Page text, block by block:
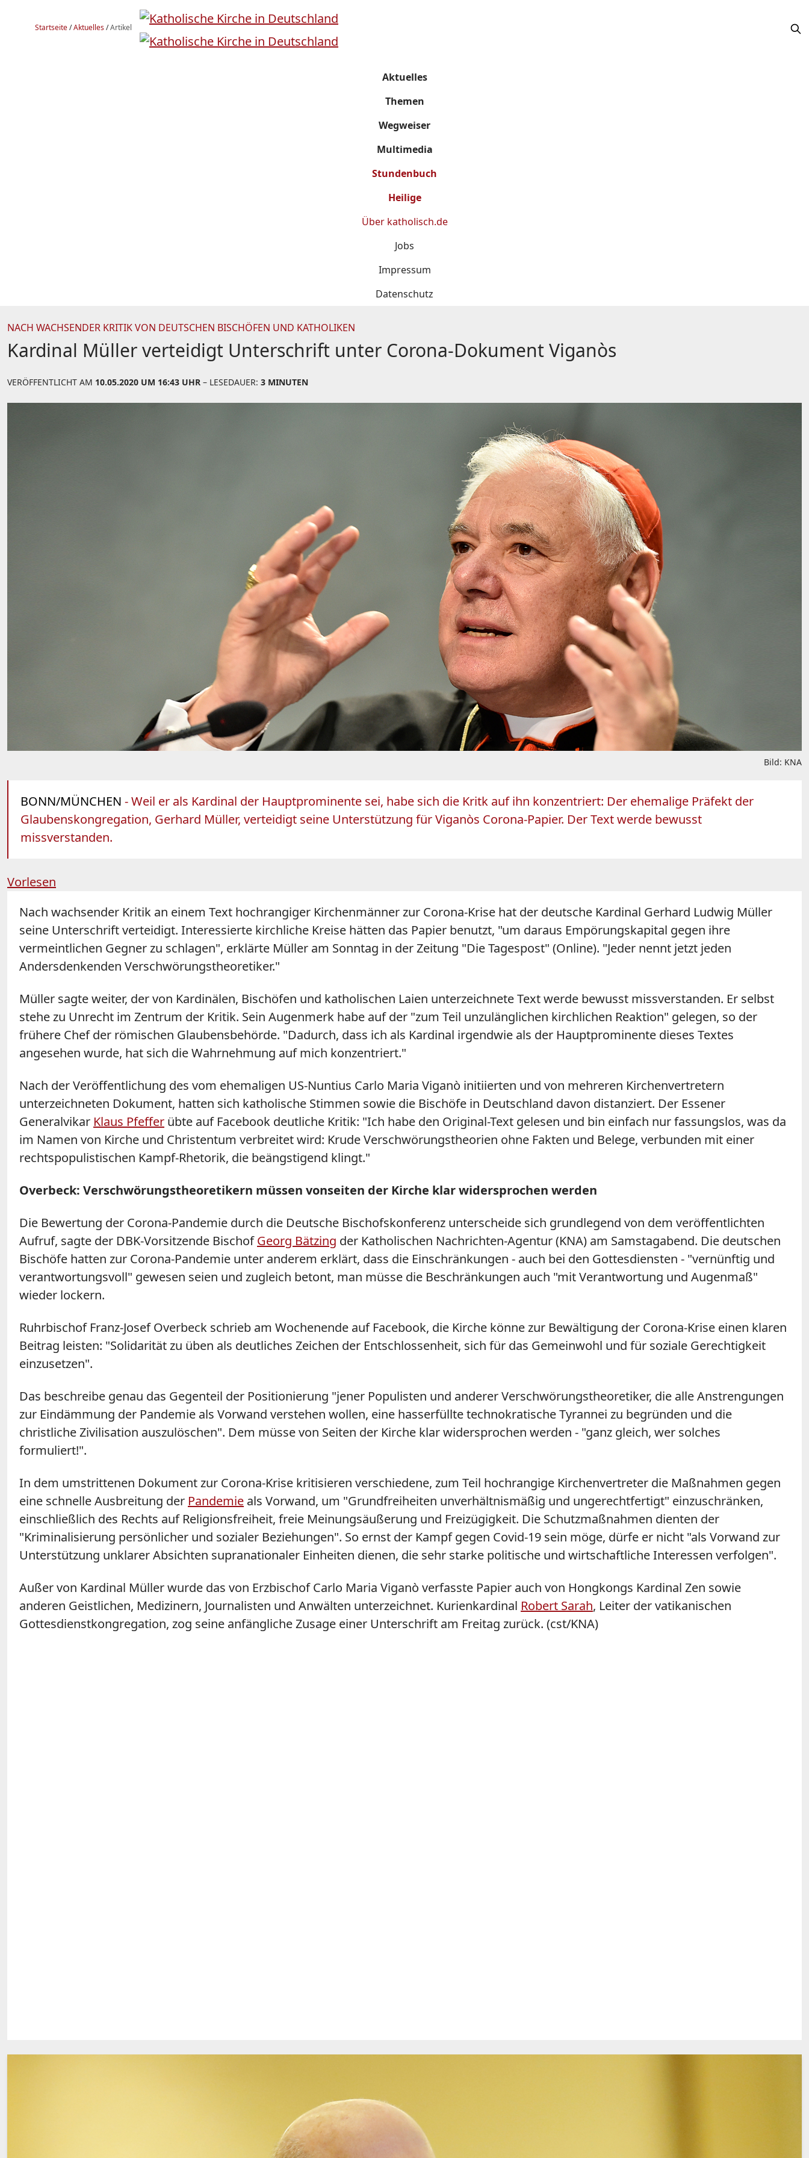
Startseite/Aktuelles/Artikel
Aktuelles
Themen
Wegweiser
Multimedia
Stundenbuch
Heilige
Über katholisch.de
Jobs
Impressum
Datenschutz
NACH WACHSENDER KRITIK VON DEUTSCHEN BISCHÖFEN UND KATHOLIKEN
Kardinal Müller verteidigt Unterschrift unter Corona-Dokument Viganòs
VERÖFFENTLICHT AM 10.05.2020 UM 16:43 UHR – LESEDAUER: 3 MINUTEN
Bild: KNA
BONN/MÜNCHEN - Weil er als Kardinal der Hauptprominente sei, habe sich die Kritk auf ihn konzentriert: Der ehemalige Präfekt der
Glaubenskongregation, Gerhard Müller, verteidigt seine Unterstützung für Viganòs Corona-Papier. Der Text werde bewusst
missverstanden.
Vorlesen
Nach wachsender Kritik an einem Text hochrangiger Kirchenmänner zur Corona-Krise hat der deutsche Kardinal Gerhard Ludwig Müller
seine Unterschrift verteidigt. Interessierte kirchliche Kreise hätten das Papier benutzt, "um daraus Empörungskapital gegen ihre
vermeintlichen Gegner zu schlagen", erklärte Müller am Sonntag in der Zeitung "Die Tagespost" (Online). "Jeder nennt jetzt jeden
Andersdenkenden Verschwörungstheoretiker."
Müller sagte weiter, der von Kardinälen, Bischöfen und katholischen Laien unterzeichnete Text werde bewusst missverstanden. Er selbst
stehe zu Unrecht im Zentrum der Kritik. Sein Augenmerk habe auf der "zum Teil unzulänglichen kirchlichen Reaktion" gelegen, so der
frühere Chef der römischen Glaubensbehörde. "Dadurch, dass ich als Kardinal irgendwie als der Hauptprominente dieses Textes
angesehen wurde, hat sich die Wahrnehmung auf mich konzentriert."
Nach der Veröffentlichung des vom ehemaligen US-Nuntius Carlo Maria Viganò initiierten und von mehreren Kirchenvertretern
unterzeichneten Dokument, hatten sich katholische Stimmen sowie die Bischöfe in Deutschland davon distanziert. Der Essener
Generalvikar Klaus Pfeffer übte auf Facebook deutliche Kritik: "Ich habe den Original-Text gelesen und bin einfach nur fassungslos, was da
im Namen von Kirche und Christentum verbreitet wird: Krude Verschwörungstheorien ohne Fakten und Belege, verbunden mit einer
rechtspopulistischen Kampf-Rhetorik, die beängstigend klingt."
Overbeck: Verschwörungstheoretikern müssen vonseiten der Kirche klar widersprochen werden
Die Bewertung der Corona-Pandemie durch die Deutsche Bischofskonferenz unterscheide sich grundlegend von dem veröffentlichten
Aufruf, sagte der DBK-Vorsitzende BischofGeorg Bätzing der Katholischen Nachrichten-Agentur (KNA) am Samstagabend. Die deutschen
Bischöfe hatten zur Corona-Pandemie unter anderem erklärt, dass die Einschränkungen - auch bei den Gottesdiensten - "vernünftig und
verantwortungsvoll" gewesen seien und zugleich betont, man müsse die Beschränkungen auch "mit Verantwortung und Augenmaß"
wieder lockern.
Ruhrbischof Franz-Josef Overbeck schrieb am Wochenende auf Facebook, die Kirche könne zur Bewältigung der Corona-Krise einen klaren
Beitrag leisten: "Solidarität zu üben als deutliches Zeichen der Entschlossenheit, sich für das Gemeinwohl und für soziale Gerechtigkeit
einzusetzen".
Das beschreibe genau das Gegenteil der Positionierung "jener Populisten und anderer Verschwörungstheoretiker, die alle Anstrengungen
zur Eindämmung der Pandemie als Vorwand verstehen wollen, eine hasserfüllte technokratische Tyrannei zu begründen und die
christliche Zivilisation auszulöschen". Dem müsse von Seiten der Kirche klar widersprochen werden - "ganz gleich, wer solches
formuliert!".
In dem umstrittenen Dokument zur Corona-Krise kritisieren verschiedene, zum Teil hochrangige Kirchenvertreter die Maßnahmen gegen
eine schnelle Ausbreitung der Pandemie als Vorwand, um "Grundfreiheiten unverhältnismäßig und ungerechtfertigt" einzuschränken,
einschließlich des Rechts auf Religionsfreiheit, freie Meinungsäußerung und Freizügigkeit. Die Schutzmaßnahmen dienten der
"Kriminalisierung persönlicher und sozialer Beziehungen". So ernst der Kampf gegen Covid-19 sein möge, dürfe er nicht "als Vorwand zur
Unterstützung unklarer Absichten supranationaler Einheiten dienen, die sehr starke politische und wirtschaftliche Interessen verfolgen".
Außer von Kardinal Müller wurde das von Erzbischof Carlo Maria Viganò verfasste Papier auch von Hongkongs Kardinal Zen sowie
anderen Geistlichen, Medizinern, Journalisten und Anwälten unterzeichnet. Kurienkardinal Robert Sarah, Leiter der vatikanischen
Gottesdienstkongregation, zog seine anfängliche Zusage einer Unterschrift am Freitag zurück. (cst/KNA)